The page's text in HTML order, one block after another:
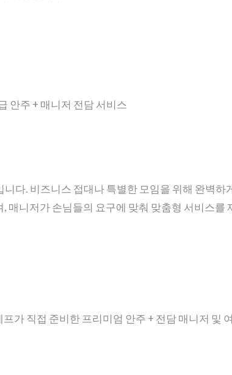
안주 + 매니저 전담 서비스
다. 비즈니스 접대나 특별한 모임을 위해 완벽하
매니저가 손님들의 요구에 맞춰 맞춤형 서비스를
가 직접 준비한 프리미엄 안주 + 전담 매니저 및